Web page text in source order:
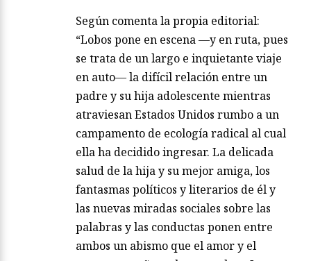
Según comenta la propia editorial:
“Lobos pone en escena —y en ruta, pues
se trata de un largo e inquietante viaje
en auto— la difícil relación entre un
padre y su hija adolescente mientras
atraviesan Estados Unidos rumbo a un
campamento de ecología radical al cual
ella ha decidido ingresar. La delicada
salud de la hija y su mejor amiga, los
fantasmas políticos y literarios de él y
las nuevas miradas sociales sobre las
palabras y las conductas ponen entre
ambos un abismo que el amor y el